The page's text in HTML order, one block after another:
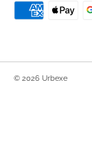
© 2026 Urbexe